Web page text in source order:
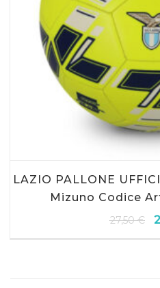
LAZIO PALLONE
Mizuno Codice
27,50€
Il